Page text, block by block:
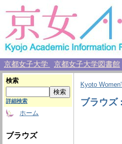
京都女子大学 京都女子大学図書館
検索
詳細検索
ホーム
ブラウズ
Kyoto
ブラウズ